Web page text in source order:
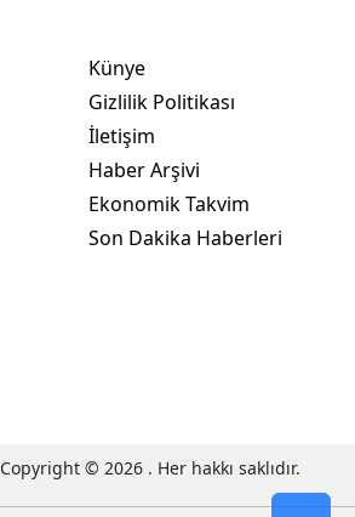
Künye
Gizlilik Politikası
İletişim
Haber Arşivi
Ekonomik Takvim
Son Dakika Haberleri
Copyright © 2026 . Her hakkı saklıdır.